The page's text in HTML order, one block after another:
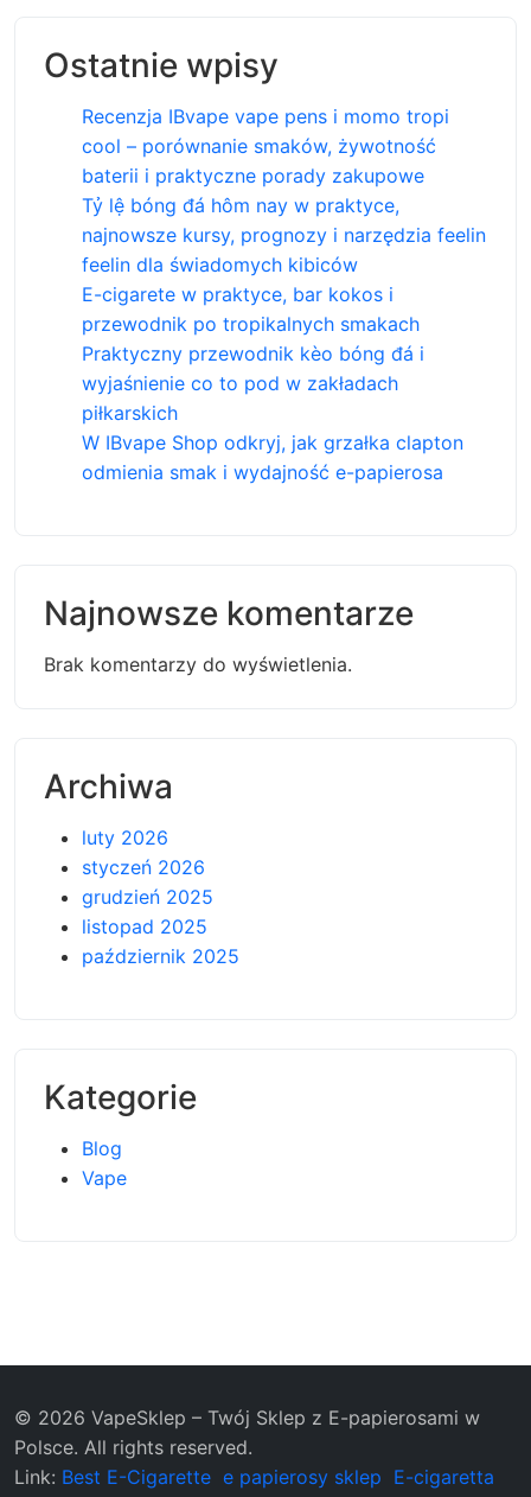
Ostatnie wpisy
Recenzja IBvape vape pens i momo tropi
cool – porównanie smaków, żywotność
baterii i praktyczne porady zakupowe
Tỷ lệ bóng đá hôm nay w praktyce,
najnowsze kursy, prognozy i narzędzia feelin
feelin dla świadomych kibiców
E-cigarete w praktyce, bar kokos i
przewodnik po tropikalnych smakach
Praktyczny przewodnik kèo bóng đá i
wyjaśnienie co to pod w zakładach
piłkarskich
W IBvape Shop odkryj, jak grzałka clapton
odmienia smak i wydajność e-papierosa
Najnowsze komentarze
Brak komentarzy do wyświetlenia.
Archiwa
luty 2026
styczeń 2026
grudzień 2025
listopad 2025
październik 2025
Kategorie
Blog
Vape
© 2026 VapeSklep – Twój Sklep z E-papierosami w
Polsce. All rights reserved.
Link: Best E-Cigarette e papierosy sklep E-cigaretta